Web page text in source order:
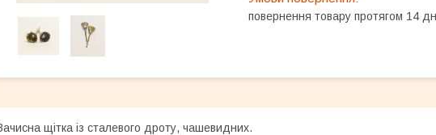
повернення товару протягом 14
щітка із сталевого дроту, чашевидних.